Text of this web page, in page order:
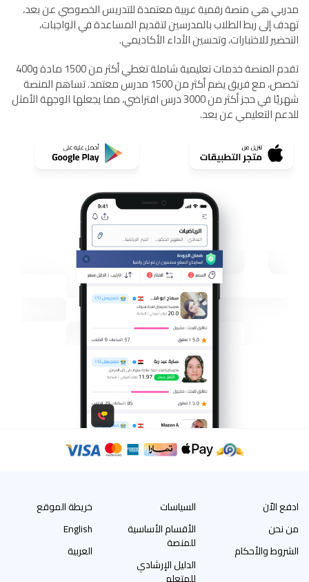
مدربي هي منصة رقمية عربية معتمدة للتدريس الخصوصي عن بعد،
تهدف إلى ربط الطلاب بالمدرسين لتقديم المساعدة في الواجبات،
التحضير للاختبارات، وتحسين الأداء الأكاديمي.
تقدم المنصة خدمات تعليمية شاملة تغطي أكثر من 1500 مادة و400
تخصص، مع فريق يضم أكثر من 1500 مدرس معتمد. تساهم المنصة
شهريًا في حجز أكثر من 3000 درس افتراضي، مما يجعلها الوجهة الأمثل
للدعم التعليمي عن بعد.
ادفع الاّن
من نحن
الشروط والأحكام
السياسات
الأقسام الأساسية
للمنصة
الدليل الإرشادي
خريطة الموقع
English
العربية